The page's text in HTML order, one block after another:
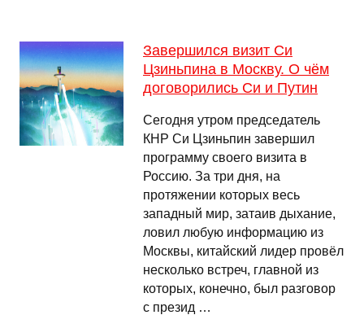
Завершился визит Си
Цзиньпина в Москву. О чём
договорились Си и Путин
Сегодня утром председатель
КНР Си Цзиньпин завершил
программу своего визита в
Россию. За три дня, на
протяжении которых весь
западный мир, затаив дыхание,
ловил любую информацию из
Москвы, китайский лидер провёл
несколько встреч, главной из
которых, конечно, был разговор
с презид …